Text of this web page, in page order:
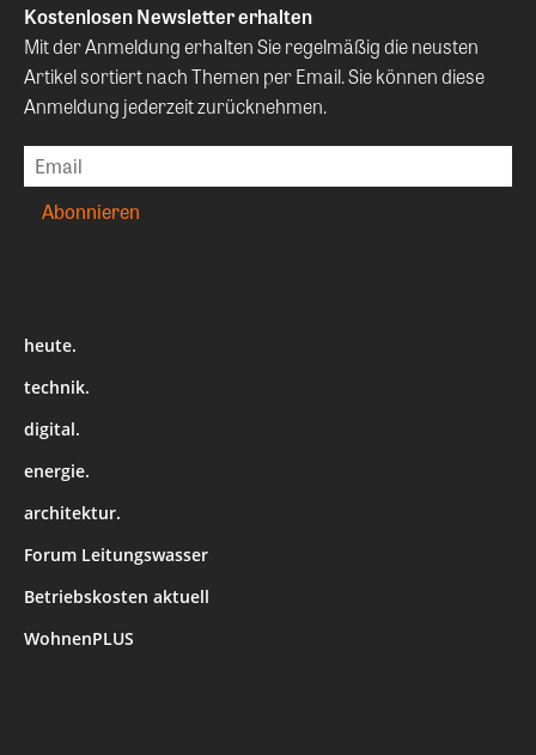
Kostenlosen Newsletter erhalten
Mit der Anmeldung erhalten Sie regelmäßig die neusten
Artikel sortiert nach Themen per Email. Sie können diese
Anmeldung jederzeit zurücknehmen.
heute.
technik.
digital.
energie.
architektur.
Forum Leitungswasser
Betriebskosten aktuell
WohnenPLUS